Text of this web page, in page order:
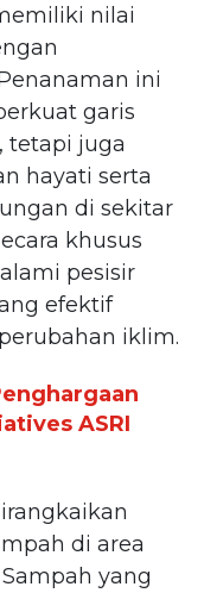
nilai
ini
garis
tetapi juga
hayati serta
di sekitar
khusus
pesisir
efektif
iklim.
ASRI
di area
yang